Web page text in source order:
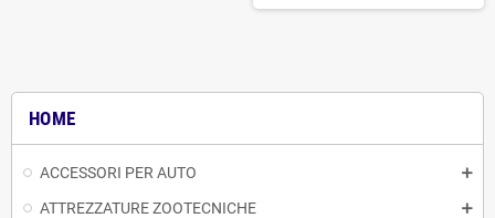
HOME
ACCESSORI PER AUTO
ATTREZZATURE ZOOTECNICHE